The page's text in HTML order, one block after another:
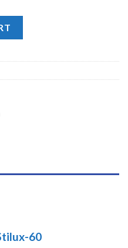
âu, căng thẳng, mất ngủ
60